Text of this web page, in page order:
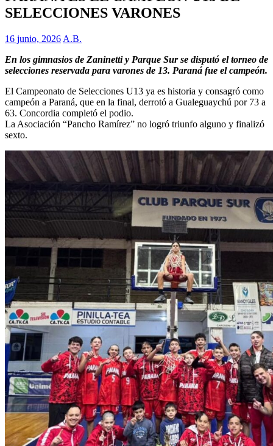
SELECCIONES VARONES
16 junio, 2026 A.B.
En los gimnasios de Zaninetti y Parque Sur se disputó el torneo de
selecciones reservada para varones de 13. Paraná fue el campeón.
El Campeonato de Selecciones U13 ya es historia y consagró como
campeón a Paraná, que en la final, derrotó a Gualeguaychú por 73 a
63. Concordia completó el podio.
La Asociación “Pancho Ramírez” no logró triunfo alguno y finalizó
sexto.